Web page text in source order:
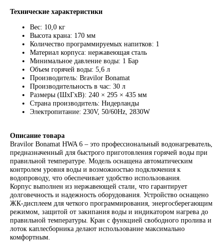
Технические характеристики
Вес: 10,0 кг
Высота крана: 170 мм
Количество программируемых напитков: 1
Материал корпуса: нержавеющая сталь
Минимальное давление воды: 1 Бар
Объем горячей воды: 5,6 л
Производитель: Bravilor Bonamat
Производительность в час: 30 л
Размеры (ШхГхВ): 240 × 295 × 435 мм
Страна производитель: Нидерланды
Электропитание: 230V, 50/60Hz, 2830W
Описание товара
Bravilor Bonamat HWA 6 – это профессиональный водонагреватель,
предназначенный для быстрого приготовления горячей воды при
правильной температуре. Модель оснащена автоматическим
контролем уровня воды и возможностью подключения к
водопроводу, что обеспечивает удобство использования.
Корпус выполнен из нержавеющей стали, что гарантирует
долговечность и надежность оборудования. Устройство оснащено
ЖК-дисплеем для четкого программирования, энергосберегающим
режимом, защитой от закипания воды и индикатором нагрева до
правильной температуры. Кран с функцией свободного пролива и
лоток каплесборника делают использование максимально
комфортным.